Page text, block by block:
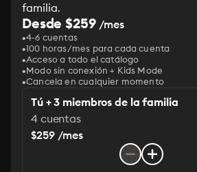
familia.
Desde $259/mes
4-6 cuentas
100 horas/mes para cada cuenta
Acceso a todo el catálogo
Modo sin conexión + Kids Mode
Cancela en cualquier momento
Tú + 3 miembros de la familia
4 cuentas
$259 /mes